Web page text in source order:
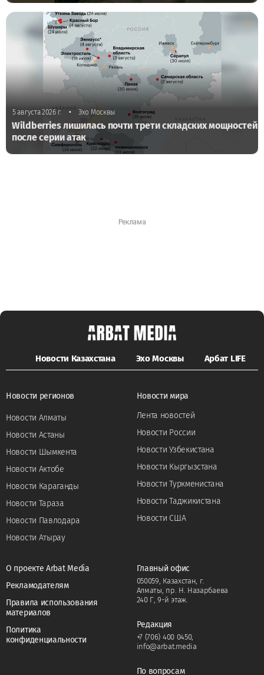
5 августа 2026 г. • Эхо Москвы
Wildberries лишилась почти трети складских мощностей
после серии атак
Новости Казахстана Эхо Москвы Арбат LIFE
Новости регионов
Новости Алматы
Новости Астаны
Новости Шымкента
Новости Актобе
Новости Караганды
Новости Тараза
Новости Павлодара
Новости Атырау
Новости мира
Лента новостей
Новости России
Новости Узбекистана
Новости Кыргызстана
Новости Туркменистана
Новости Таджикистана
Новости США
О проекте Arbat Media
Рекламодателям
Правила использования
материалов
Политика
конфиденциальности
Главный офис
050059, Казахстан, г.
Алматы, пр. Н. Назарбаева
240 Г, 9-й этаж.
Редакция
+7 (706) 400 0450,
info@arbat.media
По вопросам